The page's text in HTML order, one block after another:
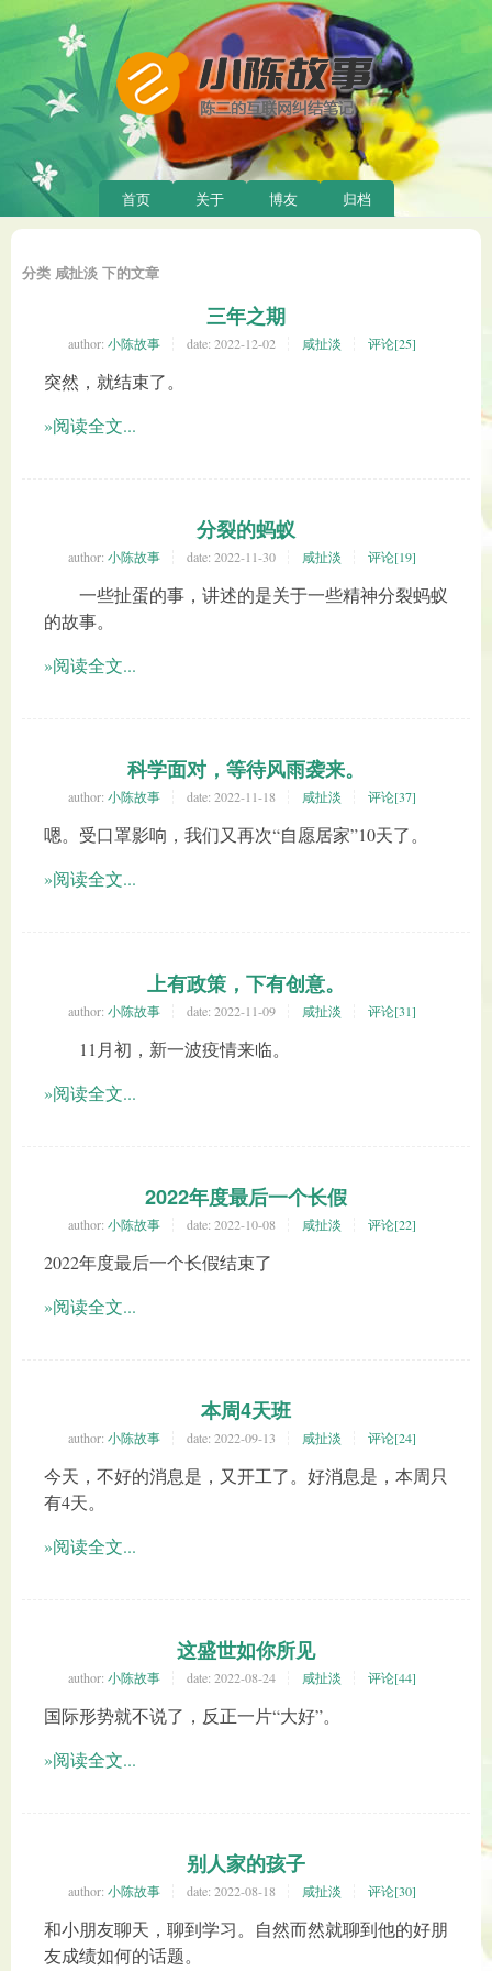
首页 关于 博友 归档
分类 咸扯淡 下的文章
三年之期
author: 小陈故事 date: 2022-12-02 咸扯淡 评论[25]
突然，就结束了。
»阅读全文...
分裂的蚂蚁
author: 小陈故事 date: 2022-11-30 咸扯淡 评论[19]
一些扯蛋的事，讲述的是关于一些精神分裂蚂蚁
的故事。
»阅读全文...
科学面对，等待风雨袭来。
author: 小陈故事 date: 2022-11-18 咸扯淡 评论[37]
嗯。受口罩影响，我们又再次“自愿居家”10天了。
»阅读全文...
上有政策，下有创意。
author: 小陈故事 date: 2022-11-09 咸扯淡 评论[31]
11月初，新一波疫情来临。
»阅读全文...
2022年度最后一个长假
author: 小陈故事 date: 2022-10-08 咸扯淡 评论[22]
2022年度最后一个长假结束了
»阅读全文...
本周4天班
author: 小陈故事 date: 2022-09-13 咸扯淡 评论[24]
今天，不好的消息是，又开工了。好消息是，本周只
有4天。
»阅读全文...
这盛世如你所见
author: 小陈故事 date: 2022-08-24 咸扯淡 评论[44]
国际形势就不说了，反正一片“大好”。
»阅读全文...
别人家的孩子
author: 小陈故事 date: 2022-08-18 咸扯淡 评论[30]
和小朋友聊天，聊到学习。自然而然就聊到他的好朋
友成绩如何的话题。